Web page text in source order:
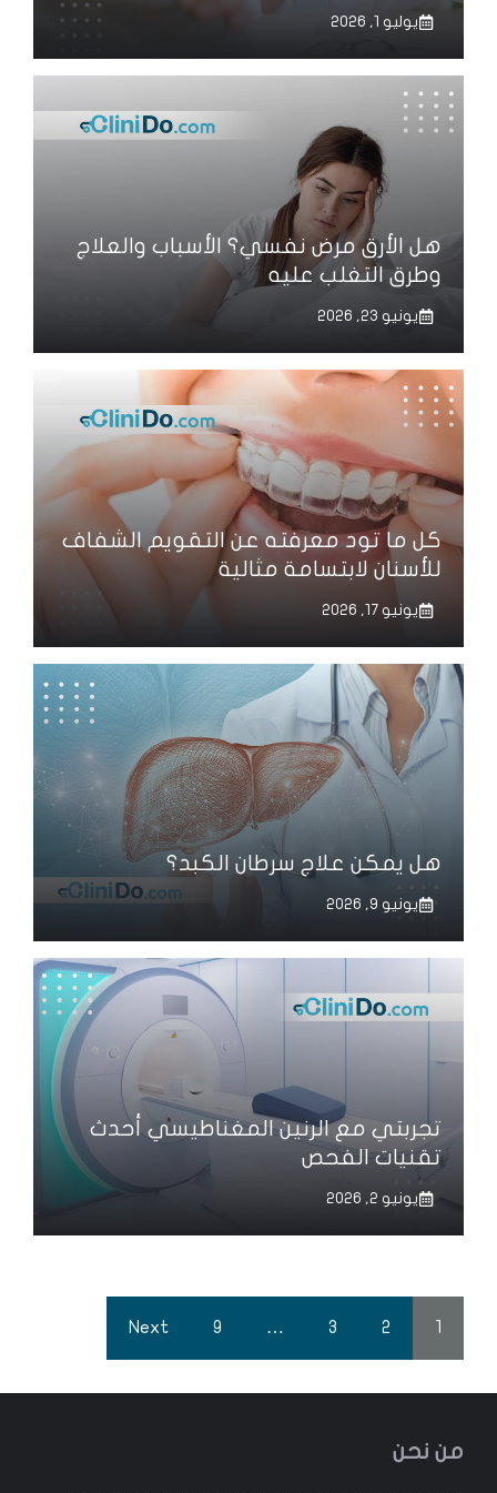
يوليو 1, 2026
هل الأرق مرض نفسي؟ الأسباب والعلاج
وطرق التغلب عليه
يونيو 23, 2026
كل ما تود معرفته عن التقويم الشفاف
للأسنان لابتسامة مثالية
يونيو 17, 2026
هل يمكن علاج سرطان الكبد؟
يونيو 9, 2026
تجربتي مع الرنين المغناطيسي أحدث
تقنيات الفحص
يونيو 2, 2026
1
2
3
…
9
Next
من نحن